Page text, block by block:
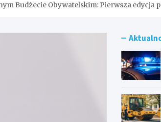
Budżecie Obywatelskim: Pierwsza edycja